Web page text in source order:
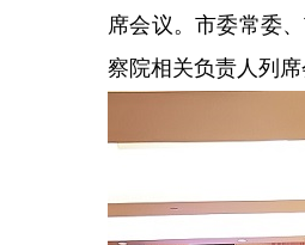
席会议。市委常委
察院相关负责人列席